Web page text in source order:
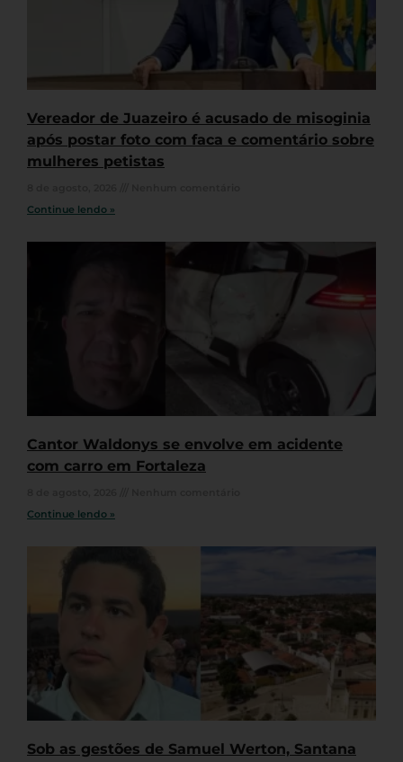
Vereador de Juazeiro é acusado de misoginia
após postar foto com faca e comentário sobre
mulheres petistas
Continue lendo »
Cantor Waldonys se envolve em acidente
com carro em Fortaleza
Continue lendo »
Sob as gestões de Samuel Werton, Santana